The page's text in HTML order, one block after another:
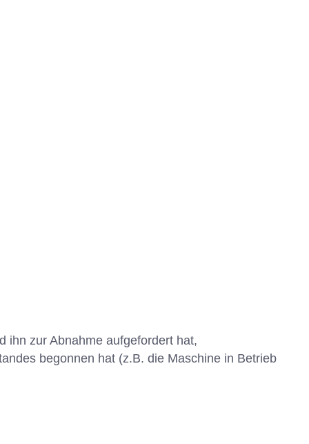
ihn zur Abnahme aufgefordert hat,
begonnen hat (z.B. die Maschine in Betrieb